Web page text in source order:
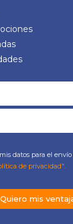
datos para el
de privacidad".
mis